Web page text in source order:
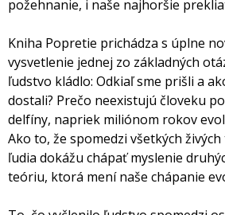
požehnanie, i naše najhoršie
Kniha Popretie prichádza s úplne
vysvetlenie jednej zo základných
ľudstvo kládlo: Odkiaľ sme prišli a
dostali? Prečo neexistujú človeku
delfíny, napriek miliónom rokov
Ako to, že spomedzi všetkých
ľudia dokážu chápať myslenie
teóriu, ktorá mení naše chápanie